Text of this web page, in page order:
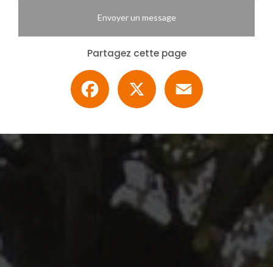
Envoyer un message
Partagez cette page
Facebook